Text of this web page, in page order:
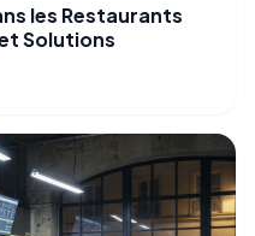
les Restaurants
Solutions